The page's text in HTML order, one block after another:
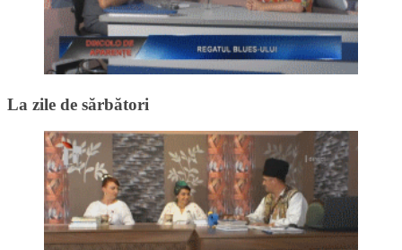
La zile de sărbători